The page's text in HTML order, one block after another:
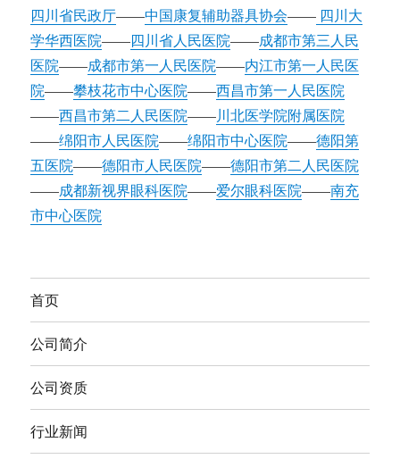
四川省民政厅——中国康复辅助器具协会—— 四川大
学华西医院——四川省人民医院——成都市第三人民
医院——成都市第一人民医院——内江市第一人民医
院——攀枝花市中心医院——西昌市第一人民医院
——西昌市第二人民医院——川北医学院附属医院
——绵阳市人民医院——绵阳市中心医院——德阳第
五医院——德阳市人民医院——德阳市第二人民医院
——成都新视界眼科医院——爱尔眼科医院——南充
市中心医院
首页
公司简介
公司资质
行业新闻